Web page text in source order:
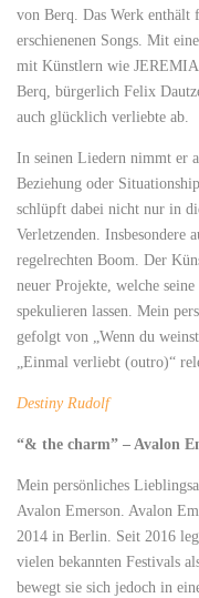
von Berq. Das Werk enthält
erschienenen Songs. Mit
mit Künstlern wie
Berq, bürgerlich Felix
auch glücklich verliebte ab.
In seinen Liedern nimmt er
Beziehung oder
schlüpft dabei nicht nur in
Verletzenden.
regelrechten Boom. Der
neuer Projekte, welche
spekulieren lassen. Mein
gefolgt von „Wenn du
„Einmal verliebt (outro)“
Destiny Rudolf
“& the charm” – Avalon
Mein persönliches
Avalon Emerson. Avalon
2014 in Berlin. Seit 2016
vielen bekannten Festivals
bewegt sie sich jedoch in